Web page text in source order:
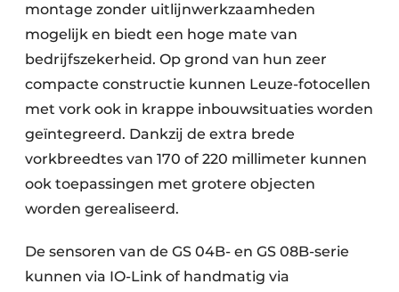
montage zonder uitlijnwerkzaamheden
mogelijk en biedt een hoge mate van
bedrijfszekerheid. Op grond van hun zeer
compacte constructie kunnen Leuze-fotocellen
met vork ook in krappe inbouwsituaties worden
geïntegreerd. Dankzij de extra brede
vorkbreedtes van 170 of 220 millimeter kunnen
ook toepassingen met grotere objecten
worden gerealiseerd.
De sensoren van de GS 04B- en GS 08B-serie
kunnen via IO-Link of handmatig via